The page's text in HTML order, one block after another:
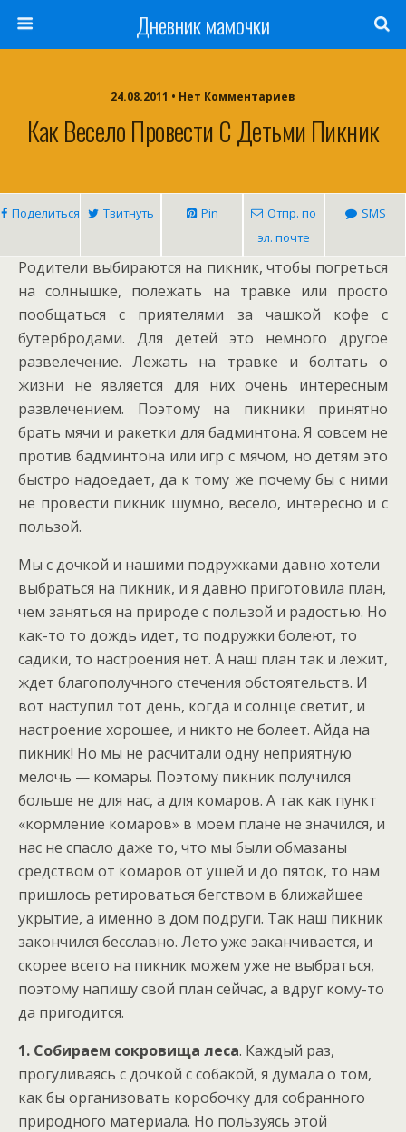
Дневник мамочки
24.08.2011 • Нет Комментариев
Как Весело Провести С Детьми Пикник
Поделиться Твитнуть Pin
Отпр. по
эл. почте
SMS
Родители выбираются на пикник, чтобы погреться
на солнышке, полежать на травке или просто
пообщаться с приятелями за чашкой кофе с
бутербродами. Для детей это немного другое
развелечение. Лежать на травке и болтать о
жизни не является для них очень интересным
развлечением. Поэтому на пикники принятно
брать мячи и ракетки для бадминтона. Я совсем не
против бадминтона или игр с мячом, но детям это
быстро надоедает, да к тому же почему бы с ними
не провести пикник шумно, весело, интересно и с
пользой.
Мы с дочкой и нашими подружками давно хотели
выбраться на пикник, и я давно приготовила план,
чем заняться на природе с пользой и радостью. Но
как-то то дождь идет, то подружки болеют, то
садики, то настроения нет. А наш план так и лежит,
ждет благополучного стечения обстоятельств. И
вот наступил тот день, когда и солнце светит, и
настроение хорошее, и никто не болеет. Айда на
пикник! Но мы не расчитали одну неприятную
мелочь — комары. Поэтому пикник получился
больше не для нас, а для комаров. А так как пункт
«кормление комаров» в моем плане не значился, и
нас не спасло даже то, что мы были обмазаны
средством от комаров от ушей и до пяток, то нам
пришлось ретироваться бегством в ближайшее
укрытие, а именно в дом подруги. Так наш пикник
закончился бесславно. Лето уже заканчивается, и
скорее всего на пикник можем уже не выбраться,
поэтому напишу свой план сейчас, а вдруг кому-то
да пригодится.
1. Собираем сокровища леса. Каждый раз,
прогуливаясь с дочкой с собакой, я думала о том,
как бы организовать коробочку для собранного
природного материала. Но пользуясь этой